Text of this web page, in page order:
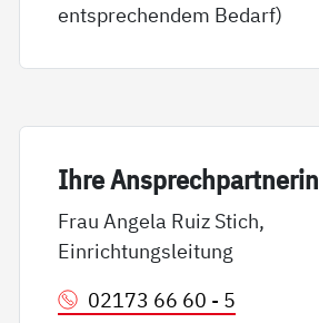
entsprechendem Bedarf)
Ih­re An­sp­rech­part­ne­rin
Frau Angela Ruiz Stich,
Einrichtungsleitung
02173 66 60 - 5